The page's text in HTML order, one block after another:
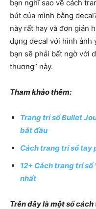
bạn nghĩ sao về cách
bút của mình bằng
này rất hay và đơn giản
dụng decal với hình ảnh
bạn sẽ phải bất ngờ với
thương” này.
Tham khảo thêm:
Trang trí sổ Bullet
bắt đầu
Cách trang trí sổ tay
12+ Cách trang trí
nhất
Trên đây là một số